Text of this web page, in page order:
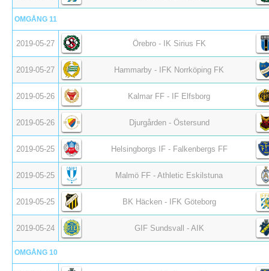
OMGÅNG 11
2019-05-27 Örebro - IK Sirius FK
2019-05-27 Hammarby - IFK Norrköping FK
2019-05-26 Kalmar FF - IF Elfsborg
2019-05-26 Djurgården - Östersund
2019-05-25 Helsingborgs IF - Falkenbergs FF
2019-05-25 Malmö FF - Athletic Eskilstuna
2019-05-25 BK Häcken - IFK Göteborg
2019-05-24 GIF Sundsvall - AIK
OMGÅNG 10